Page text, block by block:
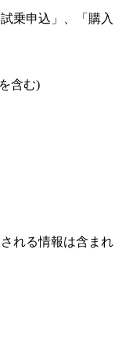
乗申込」、「購入
含む)
れる情報は含まれ